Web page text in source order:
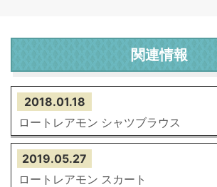
関連情報
2018.01.18
ロートレアモン シャツブラウス
2019.05.27
ロートレアモン スカート